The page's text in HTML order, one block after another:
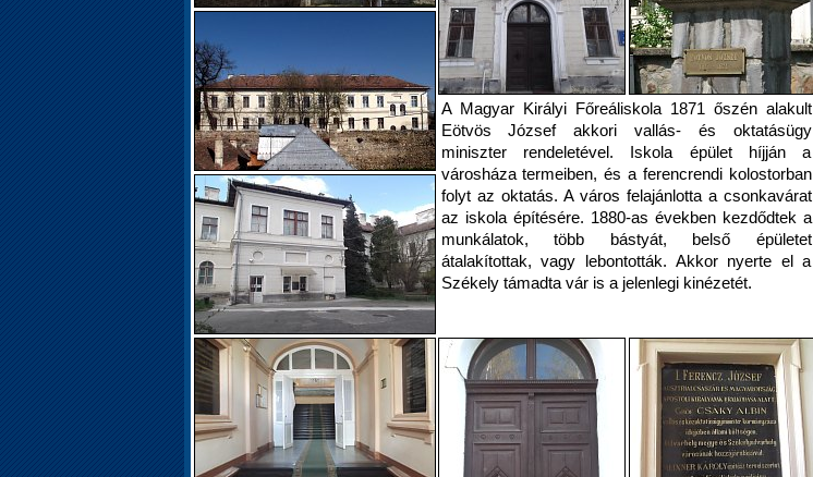
A Magyar Királyi Főreáliskola 1871 őszén alakult
Eötvös József akkori vallás- és oktatásügy
miniszter rendeletével. Iskola épület híjján a
városháza termeiben, és a ferencrendi kolostorban
folyt az oktatás. A város felajánlotta a csonkavárat
az iskola építésére. 1880-as években kezdődtek a
munkálatok, több bástyát, belső épületet
átalakítottak, vagy lebontották. Akkor nyerte el a
Székely támadta vár is a jelenlegi kinézetét.